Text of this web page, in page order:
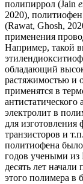
полипиррол (Jain
2020),
(Rawat, Ghosh,
применения
Например, такой
обладающий
растяжимостью и
применятся в
электролит в
для изготовления
транзисторов и
политиофена
годов учеными из
десять лет
этого полимера в